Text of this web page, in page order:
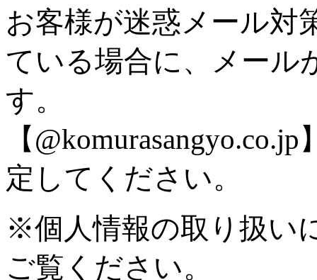
お客様が迷惑メール対
ている場合に、メール
す。
【
定してください。
※個人情報の取り扱い
ご覧ください。